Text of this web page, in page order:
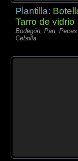
Plantilla:
Tarro de vidrio
Bodegón, Pan,
Cebolla,